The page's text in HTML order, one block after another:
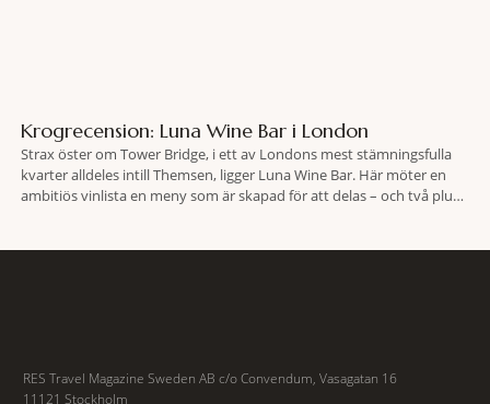
Krogrecension: Luna Wine Bar i London
Strax öster om Tower Bridge, i ett av Londons mest stämningsfulla
kvarter alldeles intill Themsen, ligger Luna Wine Bar. Här möter en
ambitiös vinlista en meny som är skapad för att delas – och två plus
RES Travel Magazine Sweden AB c/o Convendum, Vasagatan 16
11121 Stockholm